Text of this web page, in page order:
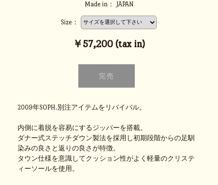
Made in：
JAPAN
Size：
￥57,200 (tax in)
2009年SOPH.別注アイテムをリバイバル。
内側に着脱を容易にするジッパーを搭載。
ダナー式ステッチダウン製法を採用し初期段階からの足馴
染みの良さと返りの良さが特徴。
タウン仕様を意識してクッション性がよく軽量のクリステ
ィーソールを使用。